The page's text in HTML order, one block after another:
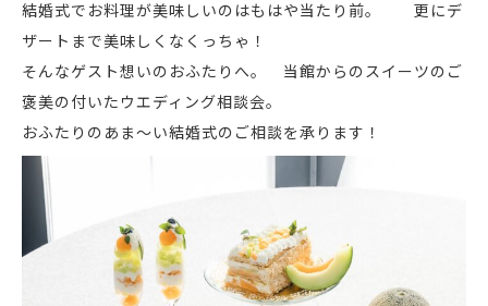
結婚式でお料理が美味しいのはもはや当たり前。 更にデ
ザートまで美味しくなくっちゃ！
そんなゲスト想いのおふたりへ。 当館からのスイーツのご
褒美の付いたウエディング相談会。
おふたりのあま～い結婚式のご相談を承ります！